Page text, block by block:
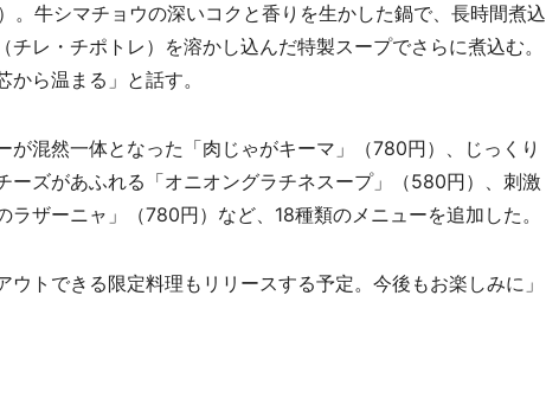
牛シマチョウの深いコクと香りを生かした鍋で、長時間煮込
レ・チポトレ）を溶かし込んだ特製スープでさらに煮込む。
ら温まる」と話す。
混然一体となった「肉じゃがキーマ」（780円）、じっくり
ーズがあふれる「オニオングラチネスープ」（580円）、刺激
ザーニャ」（780円）など、18種類のメニューを追加した。
トできる限定料理もリリースする予定。今後もお楽しみに」